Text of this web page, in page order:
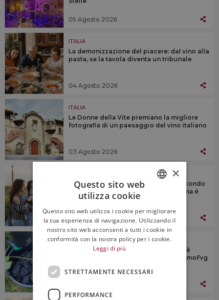
05 Agosto 2026
ITALIA
La demonizzazione del piacere: dal vino alla
pasta, se la tavola diventa un tribunale
04 Agosto 2026
ITALIA
Le Donne della Vite premiano la migliore
fotografia di un paesaggio del vino italiano
03 Agosto 2026
Enoturismo, estate a due velocità secondo
gli addetti ai lavori: la domanda c’è, ma è
più selettiva
03 Agosto 2026
ITALIA
In Friuli Venezia Giulia la vendemmia è
“turistico-didattica”, con PromoturismoFvg
ENGLISH
×
Questo sito web
utilizza cookie
Questo sito web utilizza i cookie per migliorare
la tua esperienza di navigazione. Utilizzando il
nostro sito web acconsenti a tutti i cookie in
conformità con la nostra policy per i cookie.
Leggi di più
STRETTAMENTE NECESSARI
PERFORMANCE